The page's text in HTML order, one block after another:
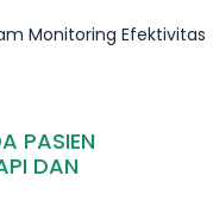
Monitoring Efektivitas
PASIEN
DAN